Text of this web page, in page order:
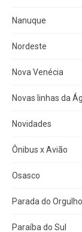
Nanuque
Nordeste
Nova Venécia
Novas linhas da
Novidades
Ônibus x Avião
Osasco
Parada do
Paraíba do Sul